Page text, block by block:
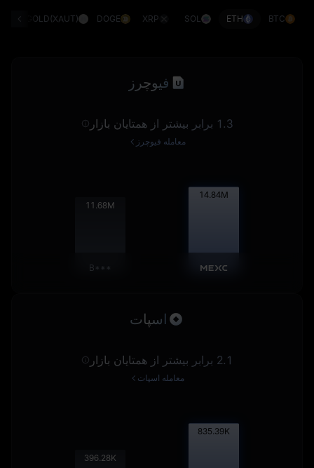
BTC
ETH
SOL
XRP
DOGE
GOLD(XAUT)
فیوچرز
1.3 برابر بیشتر از همتایان بازار
معامله فیوچرز
14.86M
11.69M
B***
اسپات
2.1 برابر بیشتر از همتایان بازار
معامله اسپات
836.43K
396.77K